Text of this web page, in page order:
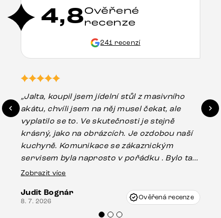
4,8Ověřené
recenze
241 recenzí
„Jalta, koupil jsem jídelní stůl z masivního
akátu, chvíli jsem na něj musel čekat, ale
vyplatilo se to. Ve skutečnosti je stejně
krásný, jako na obrázcích. Je ozdobou naší
kuchyně. Komunikace se zákaznickým
servisem byla naprosto v pořádku . Bylo tam
drobné poškození u nohy stolu, které mohlo
Vincze mi velmi korektně vyšli vstříc.
Doporučuji produkty Delife všem.“
Zobrazit více
Judit Bognár
8. 7. 2026 Ověřená recenze